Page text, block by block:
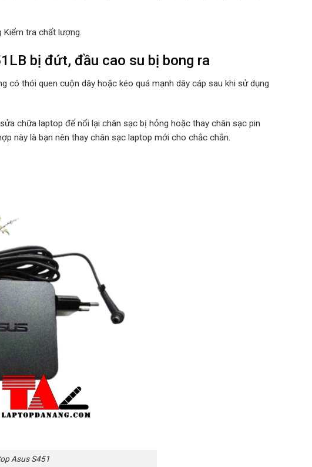
Kiểm tra chất lượng.
bị đứt, đầu cao su bị bong ra
có thói quen cuộn dây hoặc kéo quá mạnh dây cáp sau khi sử dụng
chữa laptop để nối lại chân sạc bị hỏng hoặc thay chân sạc pin
này là bạn nên thay chân sạc laptop mới cho chắc chắn.
Asus S451